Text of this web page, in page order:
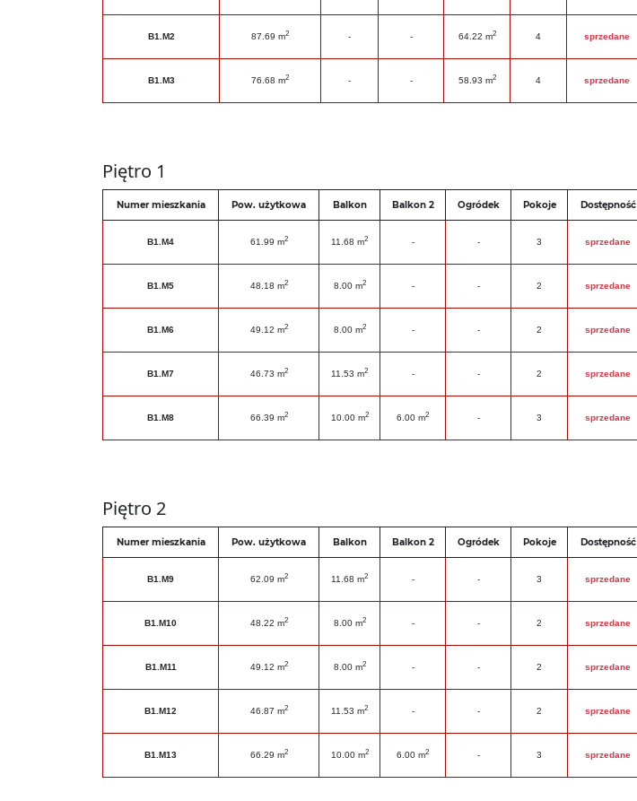
B1.M2 87.69 m2 - - 64.22 m2 4 sprzedane
B1.M3 76.68 m2 - - 58.93 m2 4 sprzedane
Piętro 1
Numer mieszkania Pow. użytkowa Balkon Balkon 2 Ogródek Pokoje Dostępność
B1.M4 61.99 m2 11.68 m2 - - 3 sprzedane
B1.M5 48.18 m2 8.00 m2 - - 2 sprzedane
B1.M6 49.12 m2 8.00 m2 - - 2 sprzedane
B1.M7 46.73 m2 11.53 m2 - - 2 sprzedane
B1.M8 66.39 m2 10.00 m2 6.00 m2 - 3 sprzedane
Piętro 2
Numer mieszkania Pow. użytkowa Balkon Balkon 2 Ogródek Pokoje Dostępność
B1.M9 62.09 m2 11.68 m2 - - 3 sprzedane
B1.M10 48.22 m2 8.00 m2 - - 2 sprzedane
B1.M11 49.12 m2 8.00 m2 - - 2 sprzedane
B1.M12 46.87 m2 11.53 m2 - - 2 sprzedane
B1.M13 66.29 m2 10.00 m2 6.00 m2 - 3 sprzedane